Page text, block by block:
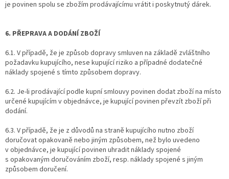
je povinen spolu se zbožím prodávajícímu vrátit i poskytnutý dárek.
6. PŘEPRAVA A DODÁNÍ ZBOŽÍ
6.1. V případě, že je způsob dopravy smluven na základě zvláštního
požadavku kupujícího, nese kupující riziko a případné dodatečné
náklady spojené s tímto způsobem dopravy.
6.2. Je-li prodávající podle kupní smlouvy povinen dodat zboží na místo
určené kupujícím v objednávce, je kupující povinen převzít zboží při
dodání.
6.3. V případě, že je z důvodů na straně kupujícího nutno zboží
doručovat opakovaně nebo jiným způsobem, než bylo uvedeno
v objednávce, je kupující povinen uhradit náklady spojené
s opakovaným doručováním zboží, resp. náklady spojené s jiným
způsobem doručení.